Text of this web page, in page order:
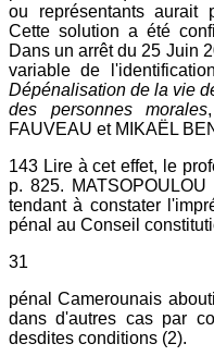
ou représentants aurait
Cette solution a été
Dans un arrêt du 25 Juin
variable de
Dépénalisation de la vie
des personnes morales
FAUVEAU et MIKAËL
143 Lire à cet effet, le
p. 825.
tendant à constater
pénal au Conseil
31
pénal Camerounais
dans d'autres cas par
desdites conditions (2).